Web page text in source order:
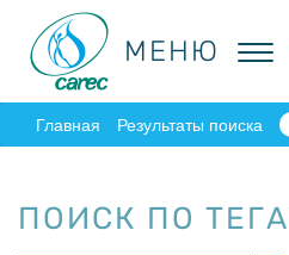
МЕНЮ
МЕНЮ
Главная Результаты поиска
ПОИСК ПО